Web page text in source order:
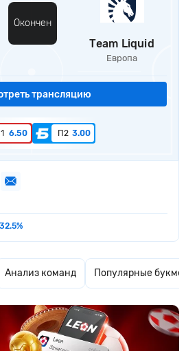
Окончен
Team Liquid
Европа
трансляцию
6.50 П2 3.00
Анализ команд Популярные